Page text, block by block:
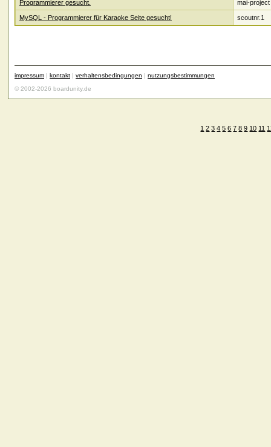
Programmierer gesucht. mai-project
MySQL - Programmierer für Karaoke Seite gesucht! scoutnr.1
impressum | kontakt | verhaltensbedingungen | nutzungsbestimmungen
© 2002-2026 boardunity.de
1 2 3 4 5 6 7 8 9 10 11